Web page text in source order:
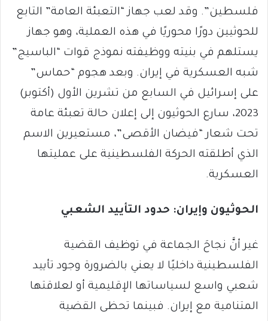
فلسطين”. وقد لعب جهاز “التعبئة العامة” التابع
للحوثيين دورًا محوريًا في هذه العملية، وهو جهاز
يستلهم في بنيته ووظيفته نموذج قوات “الباسيج”
شبه العسكرية في إيران. وبعد هجوم “حماس”
على إسرائيل في السابع من تشرين الأول (أكتوبر)
2023، سارع الحوثيون إلى إعلان حالة تعبئة عامة
تحت شعار “فيضان الأقصى”، مستعيرين الاسم
الذي أطلقته الحركة الفلسطينية على عمليتها
العسكرية.
الحوثيون وإيران: حدود التأييد الشعبي
غير أنَّ نجاحَ الجماعة في توظيف القضية
الفلسطينية داخليًا لا يعني بالضرورة وجود تأييد
شعبي واسع لسياساتها الإقليمية أو لعلاقتها
المتنامية مع إيران. فبينما تحظى القضية